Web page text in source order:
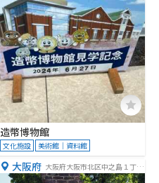
造幣博物館
文化施設 美術館｜資料館
大阪府 大阪府大阪市北区中之島１丁目
１